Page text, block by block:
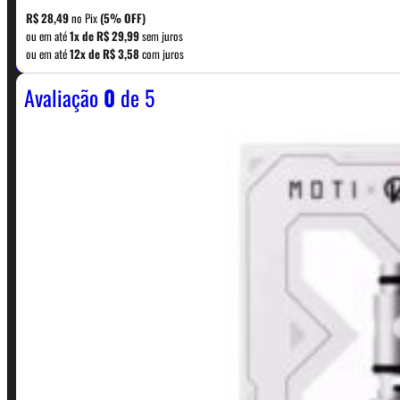
R$28,49no Pix(5% OFF)
ou em até1x deR$29,99sem juros
ou em até12x deR$3,58com juros
Avaliação0 de 5
WhatsApp: (11) 5229-0120